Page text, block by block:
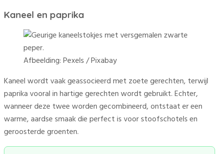
Kaneel en paprika
Afbeelding: Pexels / Pixabay
Kaneel wordt vaak geassocieerd met zoete gerechten, terwijl
paprika vooral in hartige gerechten wordt gebruikt. Echter,
wanneer deze twee worden gecombineerd, ontstaat er een
warme, aardse smaak die perfect is voor stoofschotels en
geroosterde groenten.